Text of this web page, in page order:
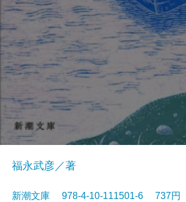
福永武彦／著
新潮文庫 978-4-10-111501-6 737円